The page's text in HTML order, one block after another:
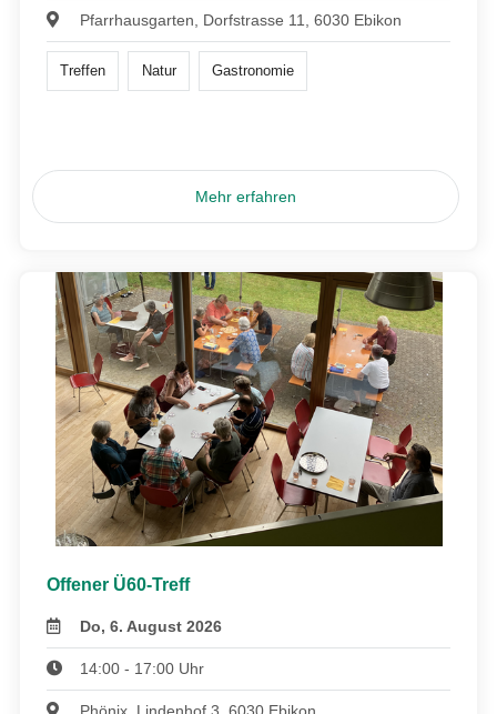
Pfarrhausgarten, Dorfstrasse 11, 6030 Ebikon
Treffen Natur Gastronomie
Mehr erfahren
Offener Ü60-Treff
Do, 6. August 2026
14:00 - 17:00 Uhr